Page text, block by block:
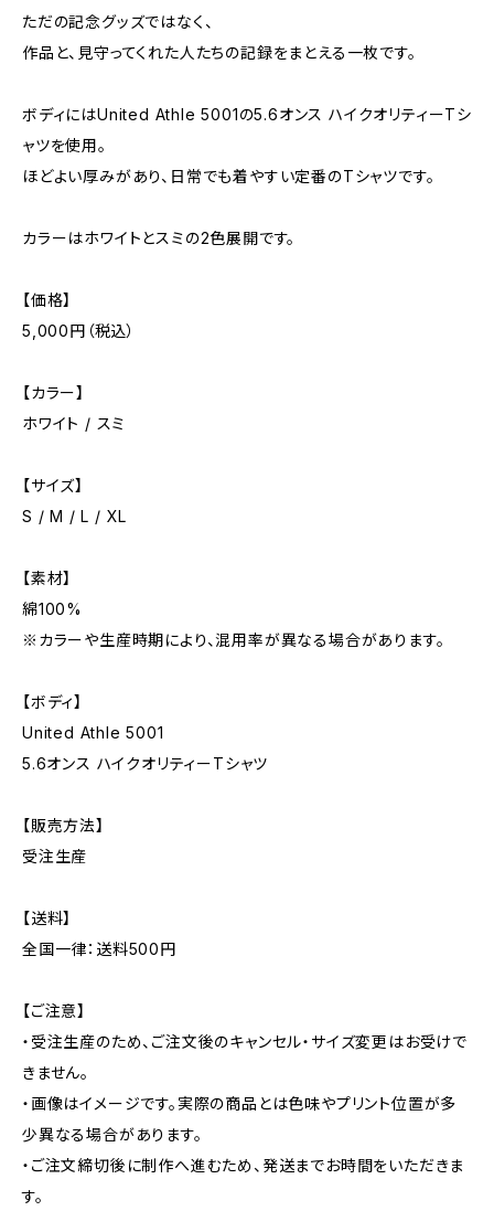
ただの記念グッズではなく、
作品と、見守ってくれた人たちの記録をまとえる一枚です。
ボディにはUnited Athle 5001の5.6オンス ハイクオリティーTシ
ャツを使用。
ほどよい厚みがあり、日常でも着やすい定番のTシャツです。
カラーはホワイトとスミの2色展開です。
【価格】
5,000円（税込）
【カラー】
ホワイト / スミ
【サイズ】
S / M / L / XL
【素材】
綿100%
※カラーや生産時期により、混用率が異なる場合があります。
【ボディ】
United Athle 5001
5.6オンス ハイクオリティーTシャツ
【販売方法】
受注生産
【送料】
全国一律：送料500円
【ご注意】
・受注生産のため、ご注文後のキャンセル・サイズ変更はお受けで
きません。
・画像はイメージです。実際の商品とは色味やプリント位置が多
少異なる場合があります。
・ご注文締切後に制作へ進むため、発送までお時間をいただきま
す。